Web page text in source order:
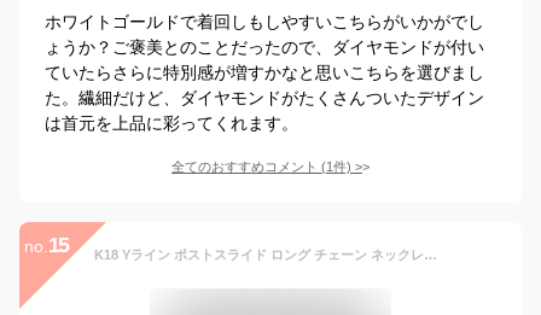
ホワイトゴールドで着回しもしやすいこちらがいかがでし
ょうか？ご褒美とのことだったので、ダイヤモンドが付い
ていたらさらに特別感が増すかなと思いこちらを選びまし
た。繊細だけど、ダイヤモンドがたくさんついたデザイン
は首元を上品に彩ってくれます。
全てのおすすめコメント (1件) >
no. 15 K18 Yライン ポストスライド ロング チェーン ネックレス 『 Ludi Petal/ルーディペタル 』18K 18金 YG WG イエロー ホワイトゴールド ペタル ボリューム リバーシブル ギフト プレゼント【送料無料】＊2204